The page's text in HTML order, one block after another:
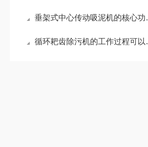
垂架式中心传动吸泥机的核心功能有哪些
循环耙齿除污机的工作过程可以概括为：拦截、提升和卸料